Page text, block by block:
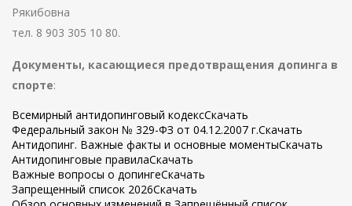
Рякибовна
тел. 8 903 305 10 80.
Документы, касающиеся предотвращения допинга в
спорте:
Всемирный антидопинговый кодексСкачать
Федеральный закон № 329-ФЗ от 04.12.2007 г.Скачать
Антидопинг. Важные факты и основные моментыСкачать
Антидопинговые правилаСкачать
Важные вопросы о допингеСкачать
Запрещенный список 2026Скачать